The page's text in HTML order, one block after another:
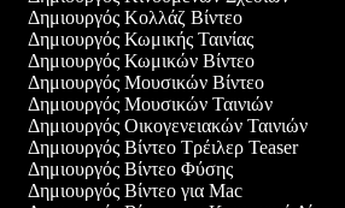
Δημιουργός Κολλάζ Βίντεο
Δημιουργός Κωμικής Ταινίας
Δημιουργός Κωμικών Βίντεο
Δημιουργός Μουσικών Βίντεο
Δημιουργός Μουσικών Ταινιών
Δημιουργός Οικογενειακών Ταινιών
Δημιουργός Βίντεο Τρέιλερ Teaser
Δημιουργός Βίντεο Φύσης
Δημιουργός Βίντεο για Mac